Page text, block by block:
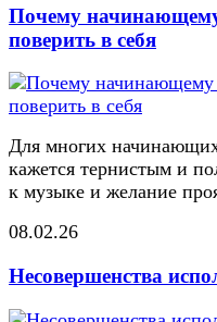
Почему
поверить в себя
Для многих
кажется тернистым и
к музыке и желание
08.02.26
Несовершенства